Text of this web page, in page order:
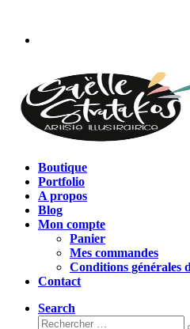
contenu
Boutique
Portfolio
A propos
Blog
Mon compte
Panier
Mes commandes
Conditions générales
Contact
Search
Rechercher